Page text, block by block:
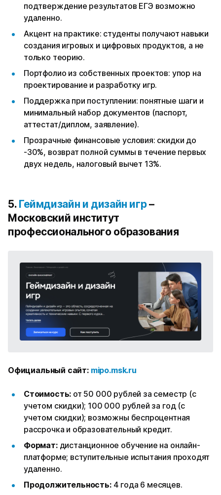
подтверждение результатов ЕГЭ возможно
удаленно.
Акцент на практике: студенты получают навыки
создания игровых и цифровых продуктов, а не
только теорию.
Портфолио из собственных проектов: упор на
проектирование и разработку игр.
Поддержка при поступлении: понятные шаги и
минимальный набор документов (паспорт,
аттестат/диплом, заявление).
Прозрачные финансовые условия: скидки до
-30%, возврат полной суммы в течение первых
двух недель, налоговый вычет 13%.
5. Геймдизайн и дизайн игр–
Московский институт
профессионального образования
Официальный сайт: mipo.msk.ru
Стоимость: от 50 000 рублей за семестр (с
учетом скидки); 100 000 рублей за год (с
учетом скидки); возможны беспроцентная
рассрочка и образовательный кредит.
Формат:дистанционное обучение на онлайн-
платформе; вступительные испытания проходят
удаленно.
Продолжительность:4 года 6 месяцев.